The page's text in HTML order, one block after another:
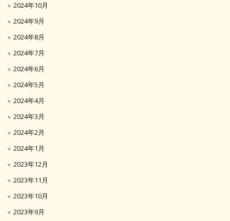
2024年10月
2024年9月
2024年8月
2024年7月
2024年6月
2024年5月
2024年4月
2024年3月
2024年2月
2024年1月
2023年12月
2023年11月
2023年10月
2023年9月